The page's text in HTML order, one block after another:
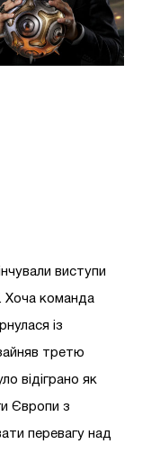
виступи
Хоча команда
із
третю
відіграно як
Європи з
перевагу над